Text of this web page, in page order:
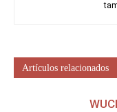
Artículos relacionados